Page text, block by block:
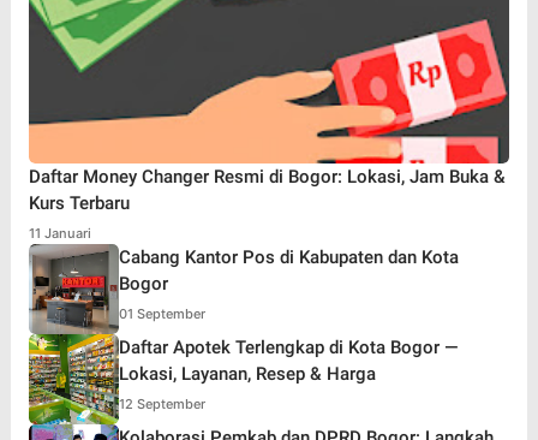
Daftar Money Changer Resmi di Bogor: Lokasi, Jam Buka &
Kurs Terbaru
11 Januari
Cabang Kantor Pos di Kabupaten dan Kota
Bogor
01 September
Daftar Apotek Terlengkap di Kota Bogor —
Lokasi, Layanan, Resep & Harga
12 September